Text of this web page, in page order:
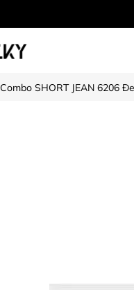
Combo SHORT JEAN 6206